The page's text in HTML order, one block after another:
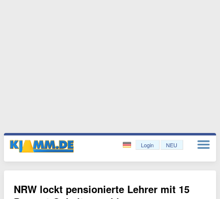
Login NEU
NRW lockt pensionierte Lehrer mit 15